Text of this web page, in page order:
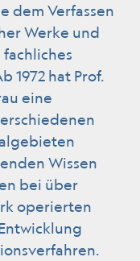
dem Verfassen
Werke und
1972 hat Prof.
eine
Wissen
bei über
operierten